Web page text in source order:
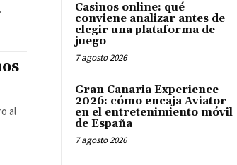
al
Casinos online: qué
conviene analizar antes de
elegir una plataforma de
juego
7 agosto 2026
Gran Canaria Experience
2026: cómo encaja Aviator
en el entretenimiento móvil
de España
7 agosto 2026